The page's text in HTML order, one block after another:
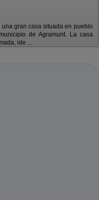
una gran casa situada en pueblo
de Agramunt. La casa
ide ...